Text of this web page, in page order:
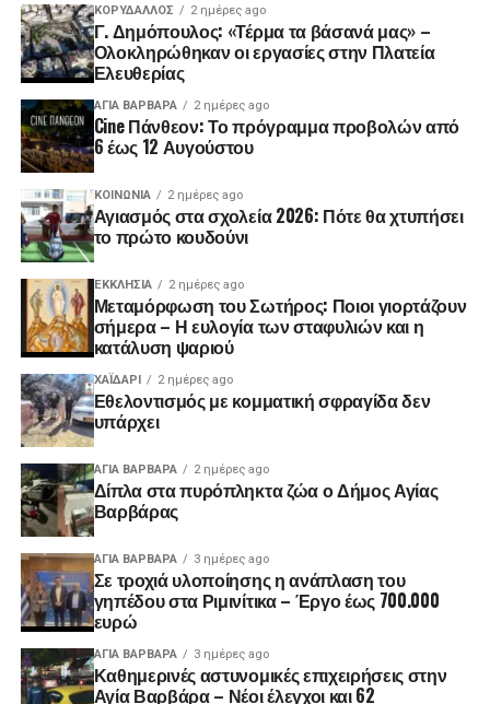
ΚΟΡΥΔΑΛΛΟΣ 2 ημέρες ago
Γ. Δημόπουλος: «Τέρμα τα βάσανά μας» –
Ολοκληρώθηκαν οι εργασίες στην Πλατεία
Ελευθερίας
ΑΓΙΑ ΒΑΡΒΑΡΑ 2 ημέρες ago
Cine Πάνθεον: Το πρόγραμμα προβολών από
6 έως 12 Αυγούστου
ΚΟΙΝΩΝΊΑ 2 ημέρες ago
Αγιασμός στα σχολεία 2026: Πότε θα χτυπήσει
το πρώτο κουδούνι
ΕΚΚΛΗΣΊΑ 2 ημέρες ago
Μεταμόρφωση του Σωτήρος: Ποιοι γιορτάζουν
σήμερα – Η ευλογία των σταφυλιών και η
κατάλυση ψαριού
ΧΑΪΔΑΡΙ 2 ημέρες ago
Εθελοντισμός με κομματική σφραγίδα δεν
υπάρχει
ΑΓΙΑ ΒΑΡΒΑΡΑ 2 ημέρες ago
Δίπλα στα πυρόπληκτα ζώα ο Δήμος Αγίας
Βαρβάρας
ΑΓΙΑ ΒΑΡΒΑΡΑ 3 ημέρες ago
Σε τροχιά υλοποίησης η ανάπλαση του
γηπέδου στα Ριμινίτικα – Έργο έως 700.000
ευρώ
ΑΓΙΑ ΒΑΡΒΑΡΑ 3 ημέρες ago
Καθημερινές αστυνομικές επιχειρήσεις στην
Αγία Βαρβάρα – Νέοι έλεγχοι και 62